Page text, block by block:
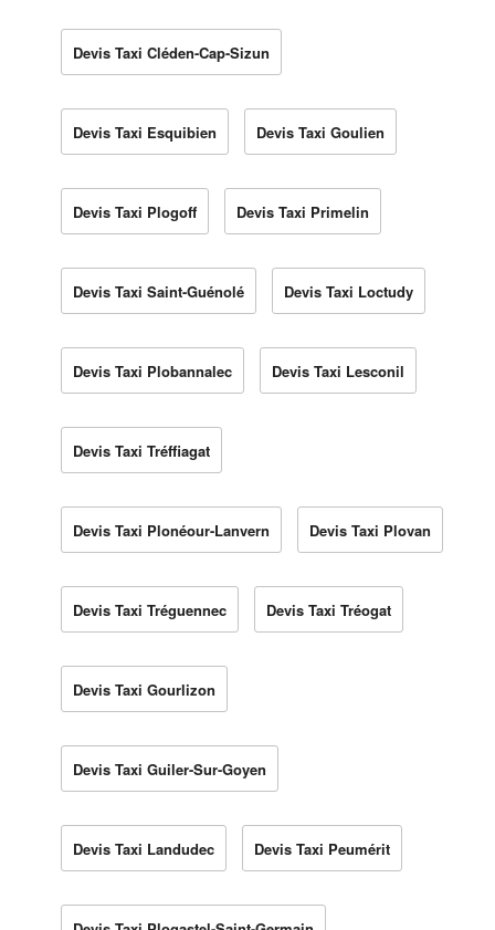
Devis Taxi Cléden-Cap-Sizun
Devis Taxi Esquibien Devis Taxi Goulien
Devis Taxi Plogoff Devis Taxi Primelin
Devis Taxi Saint-Guénolé Devis Taxi Loctudy
Devis Taxi Plobannalec Devis Taxi Lesconil
Devis Taxi Tréffiagat
Devis Taxi Plonéour-Lanvern Devis Taxi Plovan
Devis Taxi Tréguennec Devis Taxi Tréogat
Devis Taxi Gourlizon
Devis Taxi Guiler-Sur-Goyen
Devis Taxi Landudec Devis Taxi Peumérit